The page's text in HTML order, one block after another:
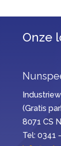
Onze
(Gratis
8071 CS
Tel: 0341